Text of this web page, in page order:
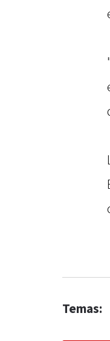
Temas: